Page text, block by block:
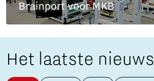
Brainport voor MKB
Het laatste nieuws